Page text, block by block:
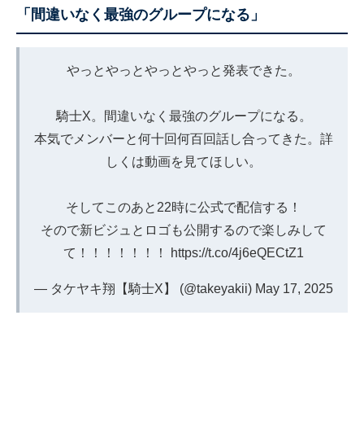
「間違いなく最強のグループになる」
やっとやっとやっとやっと発表できた。
騎士X。間違いなく最強のグループになる。
本気でメンバーと何十回何百回話し合ってきた。詳
しくは動画を見てほしい。
そしてこのあと22時に公式で配信する！
そので新ビジュとロゴも公開するので楽しみして
て！！！！！！！
https://t.co/4j6eQECtZ1
— タケヤキ翔【騎士X】 (@takeyakii) May 17, 2025